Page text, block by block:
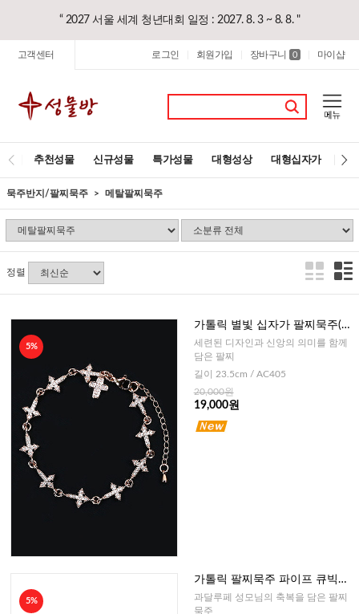
“ 2027 서울 세계 청년대회 일정 : 2027. 8. 3 ~ 8. 8. "
고객센터 로그인 회원가입 장바구니 0 마이샵
추천성물 신규성물 특가성물 대형성상 대형십자가 레
묵주반지/팔찌묵주 메탈팔찌묵주
정렬
5%
가톨릭 별빛 십자가 팔찌묵주(로
즈골드)
세련된 디자인과 신앙의 의미를 함께
담은 팔찌
길이 23.5cm / AC405
20,000원
19,000원
5%
가톨릭 팔찌묵주 파이프 큐빅볼
장미문양-6mm
과달루페 성모님의 축복을 담은 팔찌
묵주